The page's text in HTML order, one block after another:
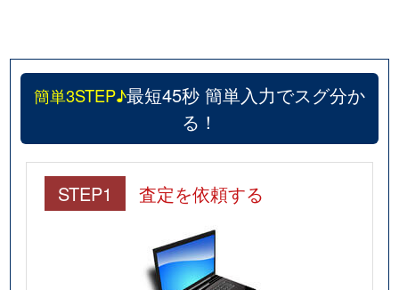
簡単3STEP♪最短45秒 簡単入力でスグ分か
る！
STEP1 査定を依頼する